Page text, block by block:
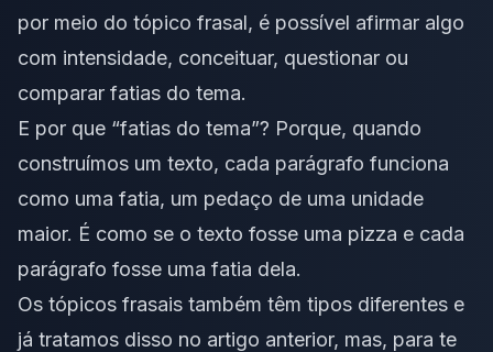
por meio do tópico frasal, é possível afirmar algo
com intensidade, conceituar, questionar ou
comparar fatias do tema.
E por que “fatias do tema”? Porque, quando
construímos um texto, cada parágrafo funciona
como uma fatia, um pedaço de uma unidade
maior. É como se o texto fosse uma pizza e cada
parágrafo fosse uma fatia dela.
Os tópicos frasais também têm tipos diferentes e
já tratamos disso no artigo anterior, mas, para te